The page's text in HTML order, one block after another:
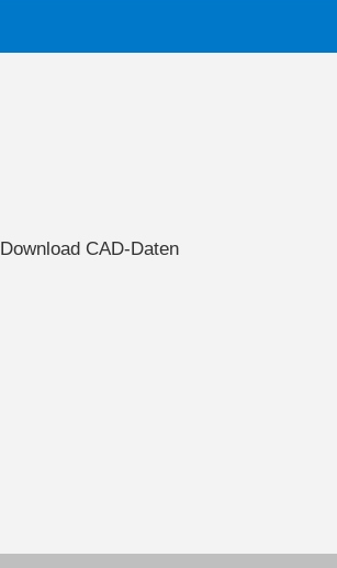
Download CAD-Daten